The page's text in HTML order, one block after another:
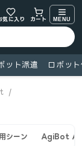
気に入り カート MENU
ット派遣 ロボッ
/
シーン AgiBot